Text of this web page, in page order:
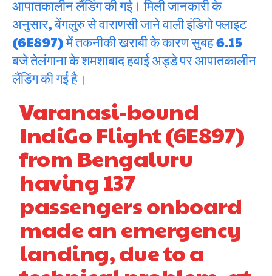
आपातकालीन लैंडिंग की गई। मिली जानकारी के
अनुसार, बेंगलुरु से वाराणसी जाने वाली इंडिगो फ्लाइट
(6E897) में तकनीकी खराबी के कारण सुबह 6.15
बजे तेलंगाना के शमशाबाद हवाई अड्डे पर आपातकालीन
लैंडिंग की गई है।
Varanasi-bound
IndiGo Flight (6E897)
from Bengaluru
having 137
passengers onboard
made an emergency
landing, due to a